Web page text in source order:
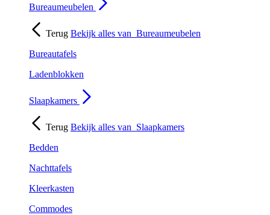
Bureaumeubelen
Terug Bekijk alles van Bureaumeubelen
Bureautafels
Ladenblokken
Slaapkamers
Terug Bekijk alles van Slaapkamers
Bedden
Nachttafels
Kleerkasten
Commodes